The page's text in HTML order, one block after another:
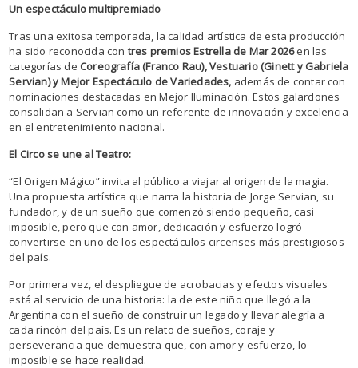
Un espectáculo multipremiado
Tras una exitosa temporada, la calidad artística de esta producción
ha sido reconocida con tres premios Estrella de Mar 2026en las
categorías de Coreografía (Franco Rau), Vestuario (Ginett y Gabriela
Servian) y Mejor Espectáculo de Variedades, además de contar con
nominaciones destacadas en Mejor Iluminación. Estos galardones
consolidan a Servian como un referente de innovación y excelencia
en el entretenimiento nacional.
El Circo se une al Teatro:
“El Origen Mágico” invita al público a viajar al origen de la magia.
Una propuesta artística que narra la historia de Jorge Servian, su
fundador, y de un sueño que comenzó siendo pequeño, casi
imposible, pero que con amor, dedicación y esfuerzo logró
convertirse en uno de los espectáculos circenses más prestigiosos
del país.
Por primera vez, el despliegue de acrobacias y efectos visuales
está al servicio de una historia: la de este niño que llegó a la
Argentina con el sueño de construir un legado y llevar alegría a
cada rincón del país. Es un relato de sueños, coraje y
perseverancia que demuestra que, con amor y esfuerzo, lo
imposible se hace realidad.